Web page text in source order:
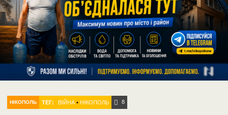
НІКОПОЛЬ ТЕГ: ВІЙНА •НІКОПОЛЬ 8